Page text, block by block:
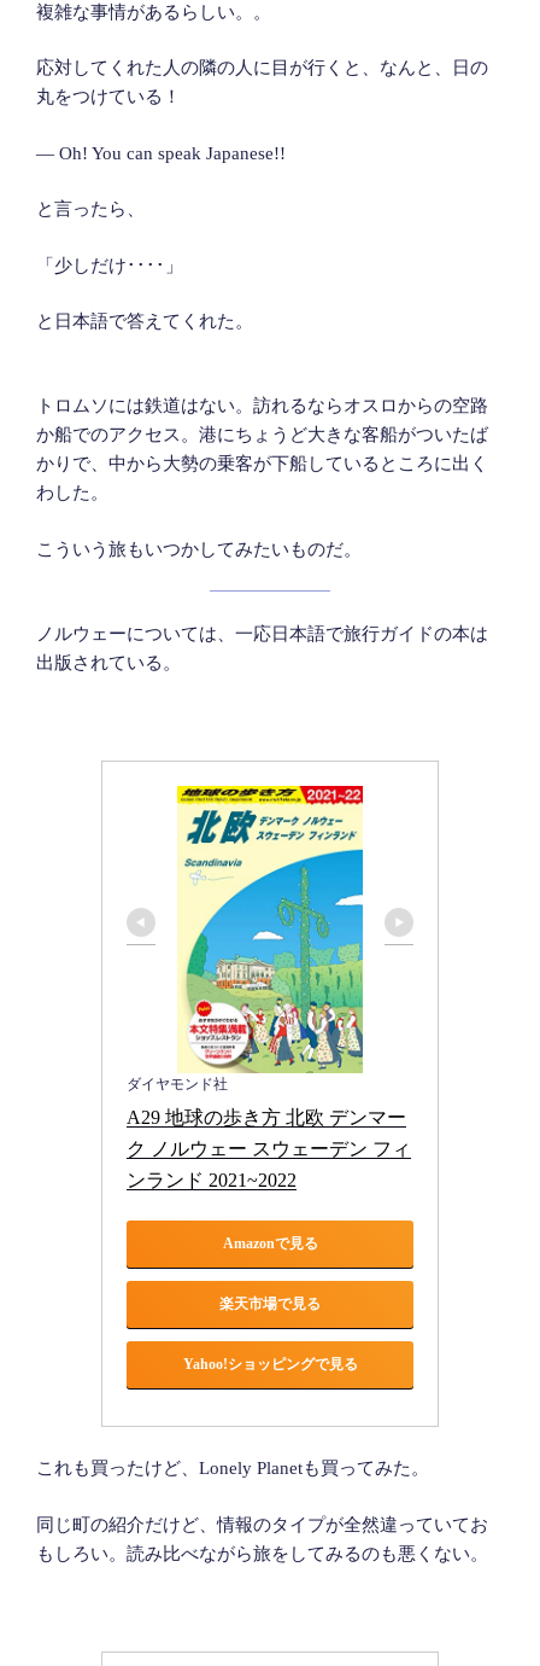
複雑な事情があるらしい。。
応対してくれた人の隣の人に目が行くと、なんと、日の
丸をつけている！
― Oh! You can speak Japanese!!
と言ったら、
「少しだけ････」
と日本語で答えてくれた。
トロムソには鉄道はない。訪れるならオスロからの空路
か船でのアクセス。港にちょうど大きな客船がついたば
かりで、中から大勢の乗客が下船しているところに出く
わした。
こういう旅もいつかしてみたいものだ。
ノルウェーについては、一応日本語で旅行ガイドの本は
出版されている。
ダイヤモンド社
A29 地球の歩き方 北欧 デンマー
ク ノルウェー スウェーデン フィ
ンランド 2021~2022
Amazonで見る
楽天市場で見る
Yahoo!ショッピングで見る
これも買ったけど、Lonely Planetも買ってみた。
同じ町の紹介だけど、情報のタイプが全然違っていてお
もしろい。読み比べながら旅をしてみるのも悪くない。